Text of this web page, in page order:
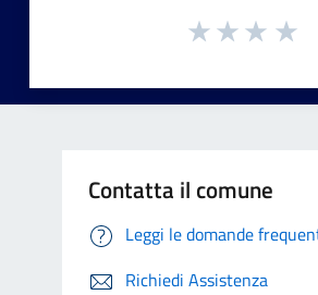
Contatta il comune
Leggi le domande
Richiedi Assistenza